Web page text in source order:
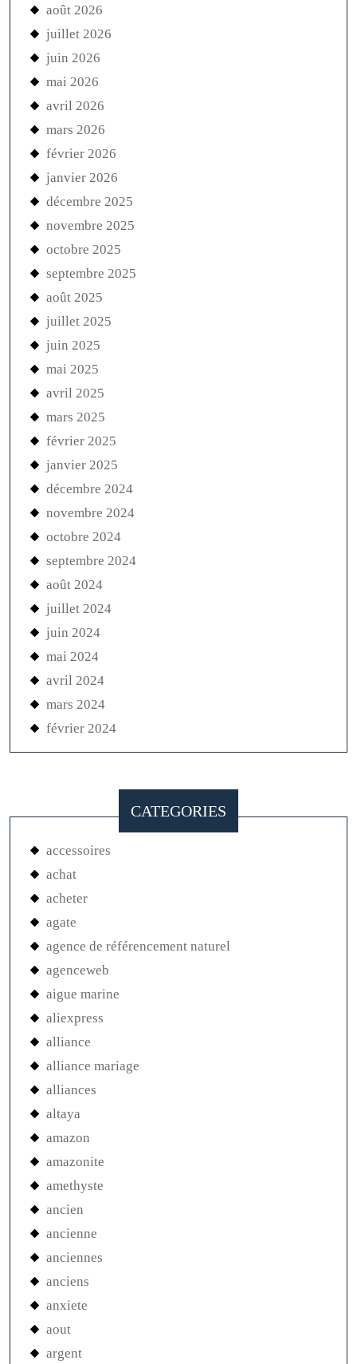
août 2026
juillet 2026
juin 2026
mai 2026
avril 2026
mars 2026
février 2026
janvier 2026
décembre 2025
novembre 2025
octobre 2025
septembre 2025
août 2025
juillet 2025
juin 2025
mai 2025
avril 2025
mars 2025
février 2025
janvier 2025
décembre 2024
novembre 2024
octobre 2024
septembre 2024
août 2024
juillet 2024
juin 2024
mai 2024
avril 2024
mars 2024
février 2024
CATEGORIES
accessoires
achat
acheter
agate
agence de référencement naturel
agenceweb
aigue marine
aliexpress
alliance
alliance mariage
alliances
altaya
amazon
amazonite
amethyste
ancien
ancienne
anciennes
anciens
anxiete
aout
argent